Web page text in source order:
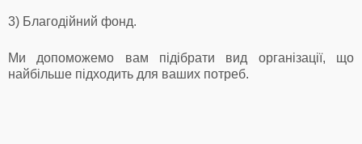
3) Благодійний фонд.
Ми допоможемо вам підібрати вид організації, що
найбільше підходить для ваших потреб.